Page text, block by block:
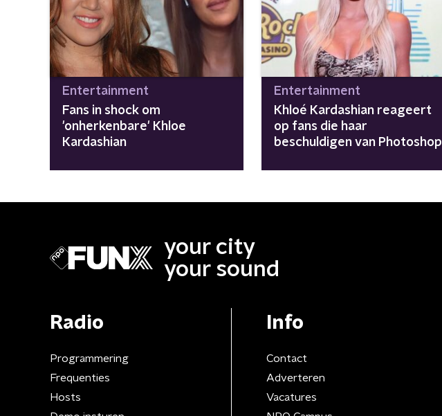
Entertainment
Fans in shock om
'onherkenbare' Khloe
Kardashian
Entertainment
Khloé Kardashian reageert
op fans die haar
beschuldigen van Photoshop
your city
your sound
Radio
Programmering
Frequenties
Hosts
Info
Contact
Adverteren
Vacatures